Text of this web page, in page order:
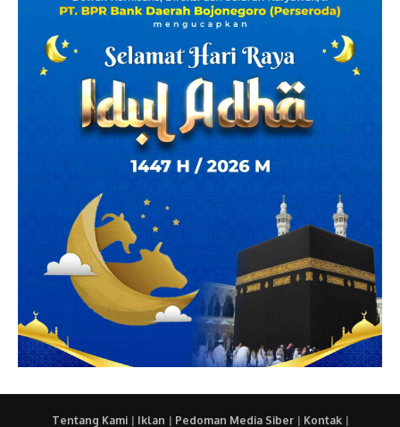
Tentang Kami| Iklan | Pedoman Media Siber| Kontak|